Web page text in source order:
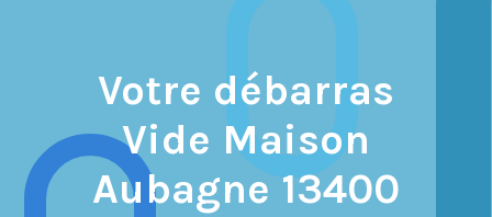
Votre débarras
Vide Maison
Aubagne 13400